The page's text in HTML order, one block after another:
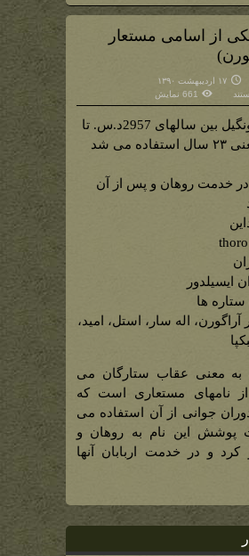
از اسامی مستعار
۱۷ اردیبهشت ۱۳۹۰
661 نمایش
: نام تورونگیل بین سالهای 2957د.س. تا
خدمت روهان و پس از آن
ایسیلدور
ها
آراگورن، اله سار، استل، امید،
به معنی عقاب ستارگان می
نامهای مستعاری است که
جوانی از آن استفاده می
پوشش این نام به روهان و
و در خدمت اربابان آنها